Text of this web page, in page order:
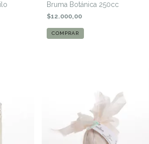
Bruma Botánica 250cc
$12.000,00